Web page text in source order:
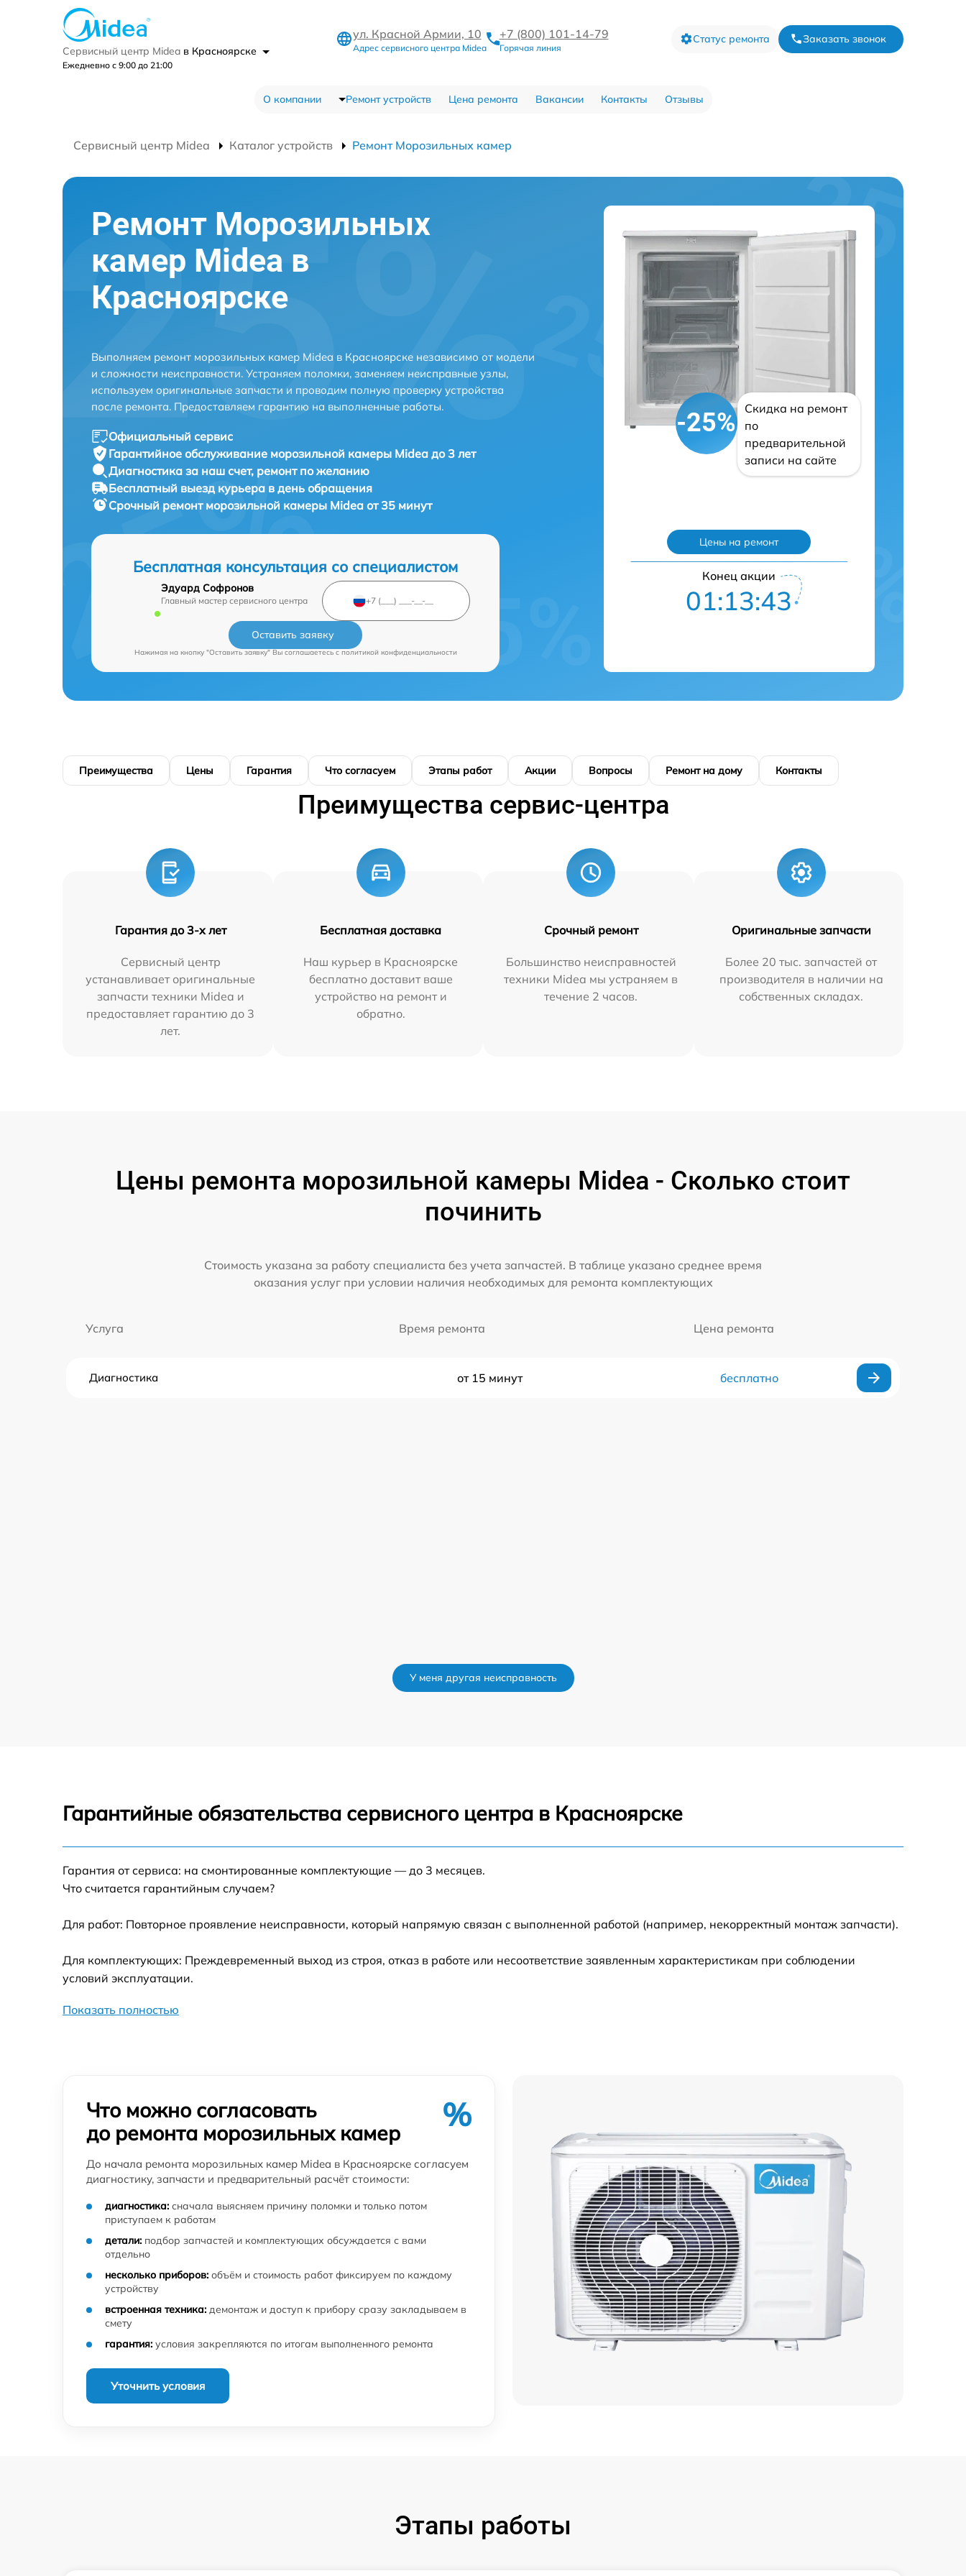
Сервисный центр Midea в Красноярске
Ежедневно с 9:00 до 21:00
ул. Красной Армии, 10
Адрес сервисного центра Midea
+7 (800) 101-14-79
Горячая линия
Статус ремонта Заказать звонок
О компании Ремонт устройств Цена ремонта Вакансии Контакты Отзывы
Сервисный центр Midea Каталог устройств Ремонт Морозильных камер
Ремонт Морозильных
камер Midea в
Красноярске
Выполняем ремонт морозильных камер Midea в Красноярске независимо от модели
и сложности неисправности. Устраняем поломки, заменяем неисправные узлы,
используем оригинальные запчасти и проводим полную проверку устройства
после ремонта. Предоставляем гарантию на выполненные работы.
Официальный сервис
Гарантийное обслуживание морозильной камеры Midea до 3 лет
Диагностика за наш счет, ремонт по желанию
Бесплатный выезд курьера в день обращения
Срочный ремонт морозильной камеры Midea от 35 минут
Бесплатная консультация со специалистом
Эдуард Софронов
Главный мастер сервисного центра
Оставить заявку
Нажимая на кнопку "Оставить заявку" Вы соглашаетесь cполитикой конфиденциальности
-25%
Скидка на ремонт
по
предварительной
записи на сайте
Цены на ремонт
Конец акции
01:13:42
Преимущества Цены Гарантия Что согласуем Этапы работ Акции Вопросы Ремонт на дому Контакты
Преимущества сервис-центра
Гарантия до 3-х лет
Сервисный центр
устанавливает оригинальные
запчасти техники Midea и
предоставляет гарантию до 3
лет.
Бесплатная доставка
Наш курьер в Красноярске
бесплатно доставит ваше
устройство на ремонт и
обратно.
Срочный ремонт
Большинство неисправностей
техники Midea мы устраняем в
течение 2 часов.
Оригинальные запчасти
Более 20 тыс. запчастей от
производителя в наличии на
собственных складах.
Цены ремонта морозильной камеры Midea - Сколько стоит
починить
Стоимость указана за работу специалиста без учета запчастей. В таблице указано среднее время
оказания услуг при условии наличия необходимых для ремонта комплектующих
Услуга Время ремонта Цена ремонта
Диагностика от 15 минут бесплатно
У меня другая неисправность
Гарантийные обязательства сервисного центра в Красноярске
Гарантия от сервиса: на смонтированные комплектующие — до 3 месяцев.
Что считается гарантийным случаем?
Для работ: Повторное проявление неисправности, который напрямую связан с выполненной работой (например, некорректный монтаж запчасти).
Для комплектующих: Преждевременный выход из строя, отказ в работе или несоответствие заявленным характеристикам при соблюдении
условий эксплуатации.
Показать полностью
Что можно согласовать
до ремонта морозильных камер
%
До начала ремонта морозильных камер Midea в Красноярске согласуем
диагностику, запчасти и предварительный расчёт стоимости:
диагностика: сначала выясняем причину поломки и только потом
приступаем к работам
детали: подбор запчастей и комплектующих обсуждается с вами
отдельно
несколько приборов: объём и стоимость работ фиксируем по каждому
устройству
встроенная техника: демонтаж и доступ к прибору сразу закладываем в
смету
гарантия: условия закрепляются по итогам выполненного ремонта
Уточнить условия
Этапы работы